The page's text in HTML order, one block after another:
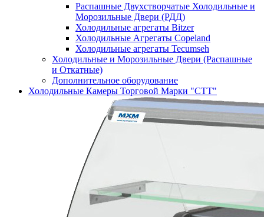
Распашные Двухстворчатые Холодильные и
Морозильные Двери (РДД)
Холодильные агрегаты Bitzer
Холодильные Агрегаты Copeland
Холодильные агрегаты Tecumseh
Холодильные и Морозильные Двери (Распашные
и Откатные)
Дополнительное оборудование
Холодильные Камеры Торговой Марки "СТТ"